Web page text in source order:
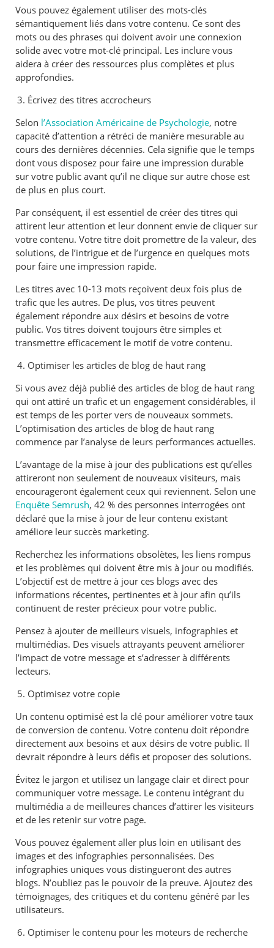
Vous pouvez également utiliser des mots-clés
sémantiquement liés dans votre contenu. Ce sont des
mots ou des phrases qui doivent avoir une connexion
solide avec votre mot-clé principal. Les inclure vous
aidera à créer des ressources plus complètes et plus
approfondies.
Écrivez des titres accrocheurs
Selon l’Association Américaine de Psychologie, notre
capacité d’attention a rétréci de manière mesurable au
cours des dernières décennies. Cela signifie que le temps
dont vous disposez pour faire une impression durable
sur votre public avant qu’il ne clique sur autre chose est
de plus en plus court.
Par conséquent, il est essentiel de créer des titres qui
attirent leur attention et leur donnent envie de cliquer sur
votre contenu. Votre titre doit promettre de la valeur, des
solutions, de l’intrigue et de l’urgence en quelques mots
pour faire une impression rapide.
Les titres avec 10-13 mots reçoivent deux fois plus de
trafic que les autres. De plus, vos titres peuvent
également répondre aux désirs et besoins de votre
public. Vos titres doivent toujours être simples et
transmettre efficacement le motif de votre contenu.
Optimiser les articles de blog de haut rang
Si vous avez déjà publié des articles de blog de haut rang
qui ont attiré un trafic et un engagement considérables, il
est temps de les porter vers de nouveaux sommets.
L’optimisation des articles de blog de haut rang
commence par l’analyse de leurs performances actuelles.
L’avantage de la mise à jour des publications est qu’elles
attireront non seulement de nouveaux visiteurs, mais
encourageront également ceux qui reviennent. Selon une
Enquête Semrush, 42 % des personnes interrogées ont
déclaré que la mise à jour de leur contenu existant
améliore leur succès marketing.
Recherchez les informations obsolètes, les liens rompus
et les problèmes qui doivent être mis à jour ou modifiés.
L’objectif est de mettre à jour ces blogs avec des
informations récentes, pertinentes et à jour afin qu’ils
continuent de rester précieux pour votre public.
Pensez à ajouter de meilleurs visuels, infographies et
multimédias. Des visuels attrayants peuvent améliorer
l’impact de votre message et s’adresser à différents
lecteurs.
Optimisez votre copie
Un contenu optimisé est la clé pour améliorer votre taux
de conversion de contenu. Votre contenu doit répondre
directement aux besoins et aux désirs de votre public. Il
devrait répondre à leurs défis et proposer des solutions.
Évitez le jargon et utilisez un langage clair et direct pour
communiquer votre message. Le contenu intégrant du
multimédia a de meilleures chances d’attirer les visiteurs
et de les retenir sur votre page.
Vous pouvez également aller plus loin en utilisant des
images et des infographies personnalisées. Des
infographies uniques vous distingueront des autres
blogs. N’oubliez pas le pouvoir de la preuve. Ajoutez des
témoignages, des critiques et du contenu généré par les
utilisateurs.
Optimiser le contenu pour les moteurs de recherche